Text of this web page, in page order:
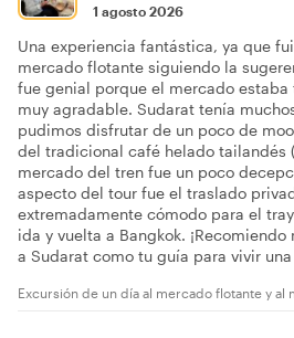
1 agosto 2026
Una experiencia fantástica, ya que
mercado flotante siguiendo la
fue genial porque el mercado
muy agradable. Sudarat tenía
pudimos disfrutar de un poco de
del tradicional café helado tailandés
mercado del tren fue un poco
aspecto del tour fue el traslado
extremadamente cómodo para el
ida y vuelta a Bangkok.
a Sudarat como tu guía para vivir
Excursión de un día al mercado flotante y al